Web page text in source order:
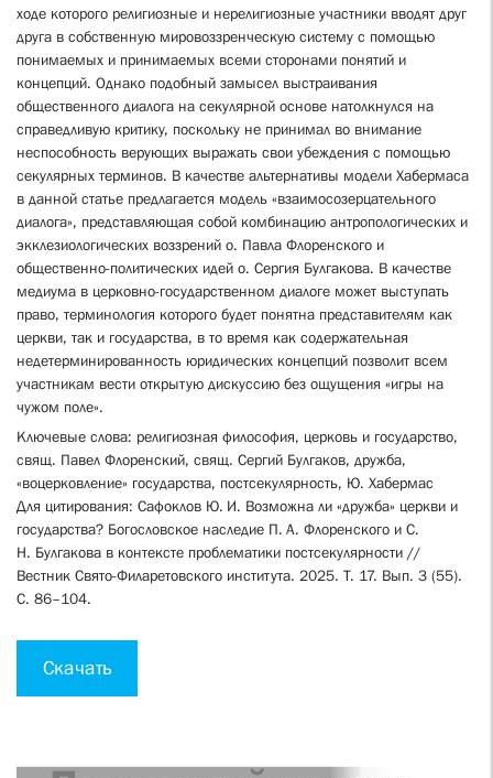
ходе которого религиозные и нерелигиозные участники вводят друг
друга в собственную мировоззренческую систему с помощью
понимаемых и принимаемых всеми сторонами понятий и
концепций. Однако подобный замысел выстраивания
общественного диалога на секулярной основе натолкнулся на
справедливую критику, поскольку не принимал во внимание
неспособность верующих выражать свои убеждения с помощью
секулярных терминов. В качестве альтернативы модели Хабермаса
в данной статье предлагается модель «взаимосозерцательного
диалога», представляющая собой комбинацию антропологических и
экклезиологических воззрений о. Павла Флоренского и
общественно-политических идей о. Сергия Булгакова. В качестве
медиума в церковно-государственном диалоге может выступать
право, терминология которого будет понятна представителям как
церкви, так и государства, в то время как содержательная
недетерминированность юридических концепций позволит всем
участникам вести открытую дискуссию без ощущения «игры на
чужом поле».
Ключевые слова: религиозная философия, церковь и государство,
свящ. Павел Флоренский, свящ. Сергий Булгаков, дружба,
«воцерковление» государства, постсекулярность, Ю. Хабермас
Для цитирования: Сафоклов Ю. И. Возможна ли «дружба» церкви и
государства? Богословское наследие П. А. Флоренского и С.
Н. Булгакова в контексте проблематики постсекулярности //
Вестник Свято-Филаретовского института. 2025. Т. 17. Вып. 3 (55).
С. 86–104.
Скачать